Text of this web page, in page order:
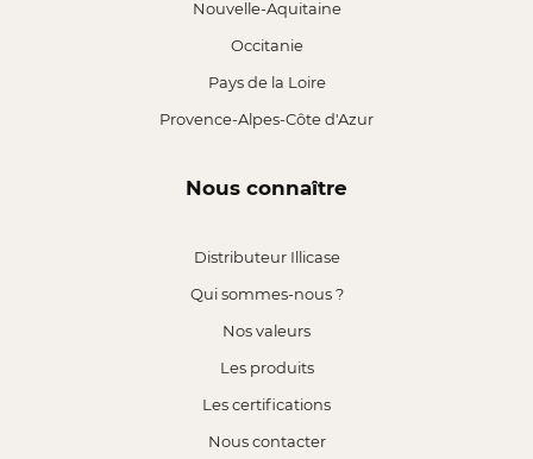
Nouvelle-Aquitaine
Occitanie
Pays de la Loire
Provence-Alpes-Côte d'Azur
Nous connaître
Distributeur Illicase
Qui sommes-nous ?
Nos valeurs
Les produits
Les certifications
Nous contacter